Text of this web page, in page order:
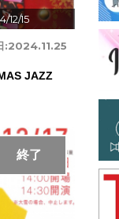
12/15
:2024.11.25
JAZZ
終了